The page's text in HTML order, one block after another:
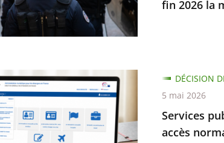
fin 2026 la
Services
accès
DÉCISION
5 mai 2026